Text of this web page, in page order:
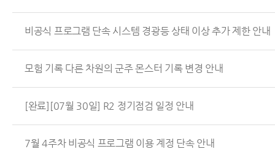
비공식 프로그램 단속 시스템 경광등 상태 이상 추가 제한 안내
모험 기록 다른 차원의 군주 몬스터 기록 변경 안내
[완료][07월 30일] R2 정기점검 일정 안내
7월 4주차 비공식 프로그램 이용 계정 단속 안내